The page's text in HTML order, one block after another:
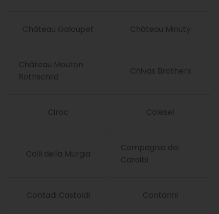
Château Galoupet Château Minuty
Château Mouton
Rothschild
Chivas Brothers
Ciroc Colesel
Colli della Murgia
Compagnia dei
Caraibi
Contadi Castaldi Contarini